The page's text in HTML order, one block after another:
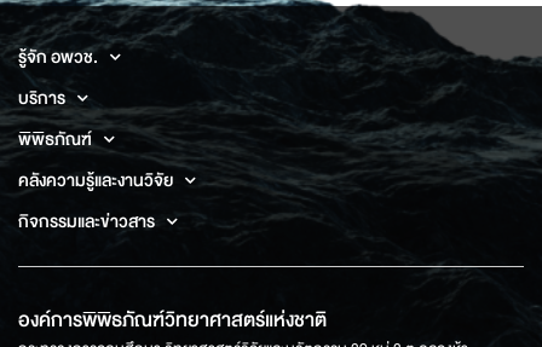
รู้จัก อพวช.
บริการ
พิพิธภัณฑ์
คลังความรู้และงานวิจัย
กิจกรรมและข่าวสาร
องค์การพิพิธภัณฑ์วิทยาศาสตร์แห่งชาติ